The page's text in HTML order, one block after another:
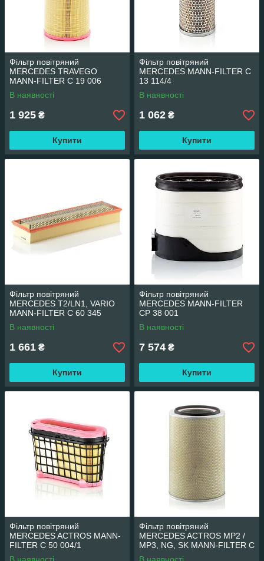
Фільтр повітряний
MERCEDES TRAVEGO
MANN-FILTER C 19 006
В наявності
1 925 ₴
Купити
Фільтр повітряний
MERCEDES MANN-FILTER C
13 114/4
В наявності
1 062 ₴
Купити
Фільтр повітряний
MERCEDES T2/LN1, VARIO
MANN-FILTER C 60 345
В наявності
1 661 ₴
Купити
Фільтр повітряний
MERCEDES MANN-FILTER
CP 38 001
В наявності
7 574 ₴
Купити
Фільтр повітряний
MERCEDES ACTROS MANN-
FILTER C 50 004/1
Фільтр повітряний
MERCEDES ACTROS MP2 /
MP3, NG, SK MANN-FILTER C
33 1840